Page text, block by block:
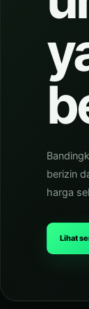
berizin
harga
Lihat